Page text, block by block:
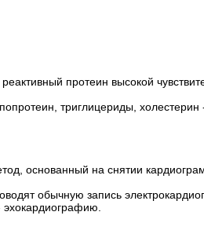
протеин высокой
триглицериды,
основанный на снятии
обычную запись
эхокардиографию.